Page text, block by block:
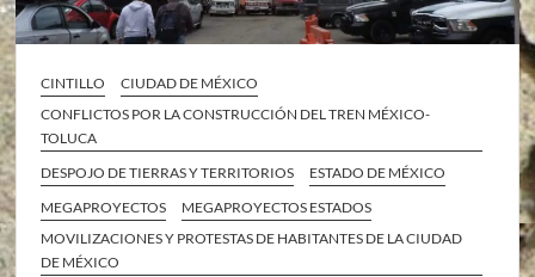
CINTILLO
CIUDAD DE MÉXICO
CONFLICTOS POR LA CONSTRUCCIÓN DEL TREN MÉXICO-
TOLUCA
DESPOJO DE TIERRAS Y TERRITORIOS
ESTADO DE MÉXICO
MEGAPROYECTOS
MEGAPROYECTOS ESTADOS
MOVILIZACIONES Y PROTESTAS DE HABITANTES DE LA CIUDAD
DE MÉXICO